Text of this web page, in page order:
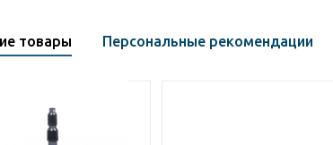
товары Персональные рекомендации